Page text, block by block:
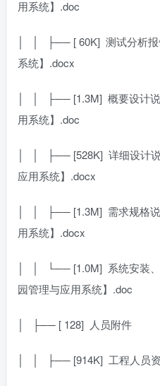
用系统】.doc
│ │ ├── [ 60K] 测试分析
系统】.docx
│ │ ├── [1.3M] 概要设计
用系统】.doc
│ │ ├── [528K] 详细设计
应用系统】.docx
│ │ ├── [1.3M] 需求规格
用系统】.docx
│ │ └── [1.0M] 系统安装
园管理与应用系统】.doc
│ ├── [ 128] 人员附件
│ │ ├── [914K] 工程人员